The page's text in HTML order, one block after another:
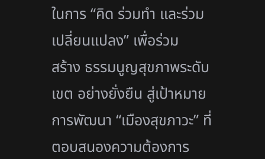
ในการ “คิด ร่วมทำ และร่วม
เปลี่ยนแปลง” เพื่อร่วม
สร้าง ธรรมนูญสุขภาพระดับ
เขต อย่างยั่งยืน สู่เป้าหมาย
การพัฒนา “เมืองสุขภาวะ” ที่
ตอบสนองความต้องการ